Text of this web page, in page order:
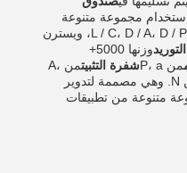
مجموعة متنوعة
، بما في ذلك L / C، D / A، D / P، T / T، ويسترن
وزنها 5000+
من P، a شفرة التثبيت
من A،
من N. وهي مصممة لتدوير
متنوعة من تطبيقات